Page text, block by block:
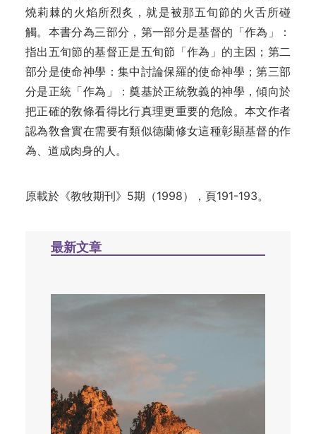
燒莉棘的火焰所烈炙，就是被那五旬節的火舌所碰
觸。本書分為三部分，第一部分是基督的「作為」：
指出五旬節的基督正是五旬節「作為」的主因； 第二
部分是使命神學：集中討論保羅的使命神學；第三部
分是正統「作為」：奠基於正統敎義的神學，傾向於
把正確的敎條看得比行真理更重要的危險。 本文作者
認為敎會實在需要有類似德蘭修女這種彰顯基督的作
為、道成肉身的人。
原載於《教牧期刊》5期（1998），頁191-193。
最新文章